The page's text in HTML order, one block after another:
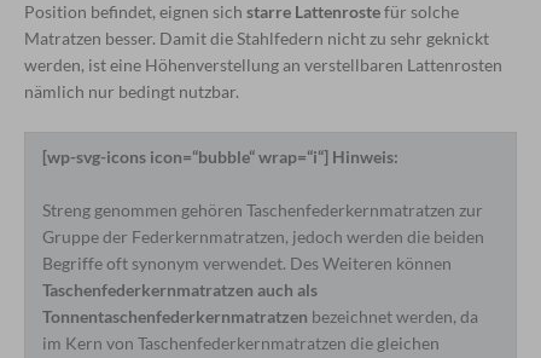
Position befindet, eignen sich starre Lattenrostefür solche
Matratzen besser. Damit die Stahlfedern nicht zu sehr geknickt
werden, ist eine Höhenverstellung an verstellbaren Lattenrosten
nämlich nur bedingt nutzbar.
[wp-svg-icons icon=“bubble“ wrap=“i“] Hinweis:
Streng genommen gehören Taschenfederkernmatratzen zur
Gruppe der Federkernmatratzen, jedoch werden die beiden
Begriffe oft synonym verwendet. Des Weiteren können
Taschenfederkernmatratzen auch als
Tonnentaschenfederkernmatratzen bezeichnet werden, da
im Kern von Taschenfederkernmatratzen die gleichen